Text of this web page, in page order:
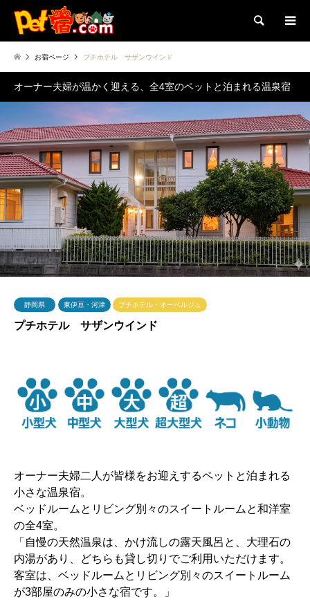
検索
お宿ページ プチホテル サザンウインド
オーナー夫婦が温かく迎える、全4室のペットと泊まれる温泉宿
静岡県 東伊豆・河津 プチホテル・オーベルジュ
プチホテル サザンウインド
オーナー夫婦二人が皆様をお迎えするペットと泊まれる
小さな温泉宿。
ベッドルームとリビング別々のスイートルームと和洋室
の全4室。
「自慢の天然温泉は、かけ流しの露天風呂と、大理石の
内湯があり、どちらも貸し切りでご利用いただけます。
客室は、ベッドルームとリビング別々のスイートルーム
が3部屋のみの小さな宿です。」